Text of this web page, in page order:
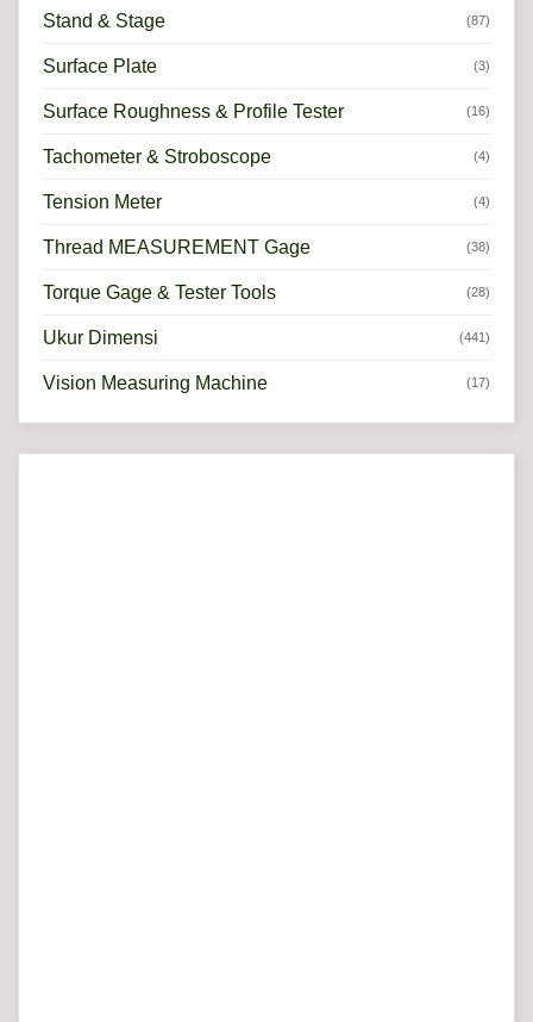
Stand & Stage (87)
Surface Plate (3)
Surface Roughness & Profile Tester (16)
Tachometer & Stroboscope (4)
Tension Meter (4)
Thread MEASUREMENT Gage (38)
Torque Gage & Tester Tools (28)
Ukur Dimensi (441)
Vision Measuring Machine (17)